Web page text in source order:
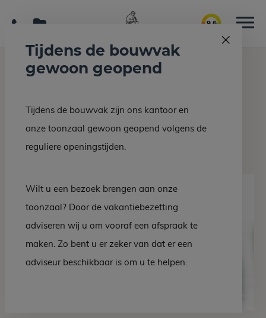
9.6
Home Grafmonumenten Kindersteen KS 8 NW
Kindersteen KS 8 NW
Tijdens de bouwvak
gewoon geopend
Tijdens de bouwvak zijn ons kantoor en
onze toonzaal gewoon geopend volgens de
reguliere openingstijden.
Wilt u een bezoek brengen aan onze
toonzaal? Door de vakantiebezetting
adviseren wij u om vooraf een afspraak te
maken. Zo bent u er zeker van dat er een
adviseur beschikbaar is om u te helpen.